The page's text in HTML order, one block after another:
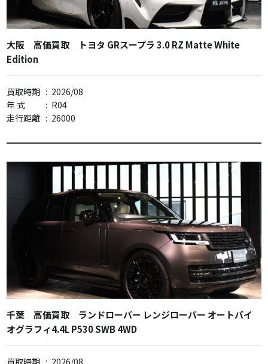
大阪 高価買取 トヨタ GRスープラ 3.0 RZ Matte White
Edition
買取時期 : 2026/08
年 式
: R04
走行距離 : 26000
千葉 高価買取 ランドローバー レンジローバー オートバイ
オグラフィ4.4L P530 SWB 4WD
買取時期 : 2026/08